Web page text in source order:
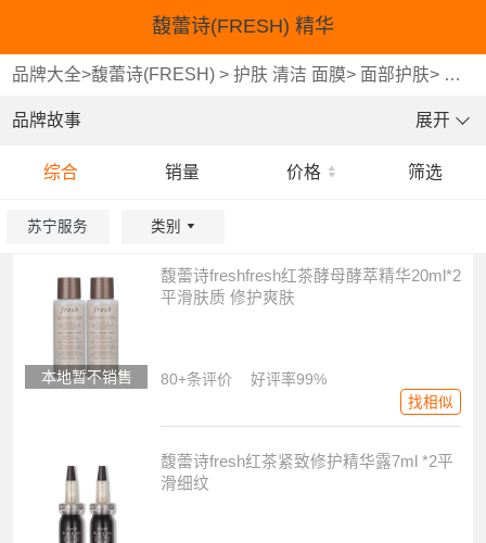
馥蕾诗(FRESH) 精华
品牌大全>馥蕾诗(FRESH) >护肤 清洁 面膜> 面部护肤> 精华
品牌故事 展开
综合 销量 价格 筛选
苏宁服务 类别
重选 确认
重选 确认
本地暂不销售
馥蕾诗freshfresh红茶酵母酵萃精华20ml*2
平滑肤质 修护爽肤
80+条评价 好评率99%
找相似
馥蕾诗fresh红茶紧致修护精华露7ml *2平
滑细纹